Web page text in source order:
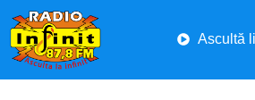
Ascultă